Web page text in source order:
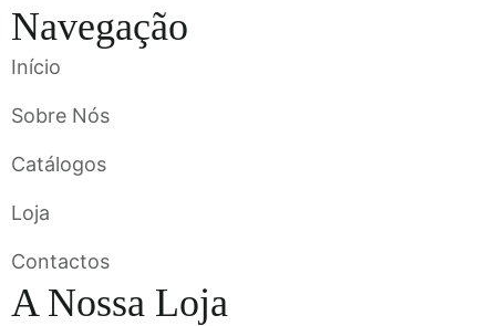
Navegação
Início
Sobre Nós
Catálogos
Loja
Contactos
A Nossa Loja